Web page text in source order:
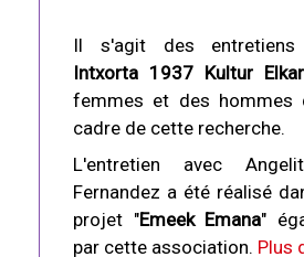
Il s'agit des entretiens
Intxorta 1937 Kultur
femmes et des hommes
cadre de cette recherche.
L'entretien avec
Fernandez a été réalisé
projet "Emeek Emana"
par cette association. Plus